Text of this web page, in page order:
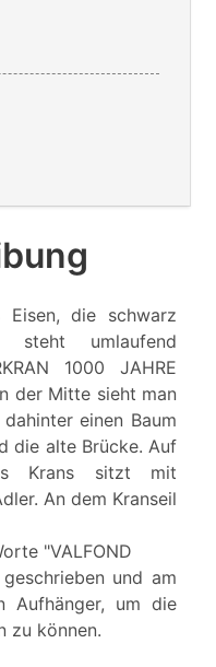
Eisen, die schwarz
umlaufend
1000 JAHRE
der Mitte sieht man
einen Baum
die alte Brücke. Auf
Krans sitzt mit
An dem Kranseil
"VALFOND
geschrieben und am
Aufhänger, um die
zu können.